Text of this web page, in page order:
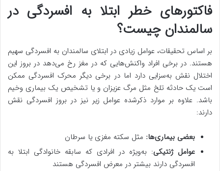
فاکتورهای خطر ابتلا به افسردگی در
سالمندان چیست؟
بر اساس تحقیقات، عوامل زیادی در ابتلای سالمندان به افسردگی سهیم
هستند. در برخی افراد واکنش‌هایی که در مغز رخ می‌دهد در بروز این
اختلال نقش به‌سزایی دارد اما در برخی دیگر محرک افسردگی ممکن
است یک حادثه تلخ مثل مرگ عزیزان و یا تشخیص یک بیماری وخیم
باشد. علاوه بر موارد ذکرشده عوامل زیر نیز در بروز افسردگی نقش
دارند:
بعضی بیماری‌ها: مثل سکته مغزی یا سرطان
عوامل ژنتیکی: به‌ویژه در افرادی که سابقه خانوادگی ابتلا به
افسردگی دارند بیشتر در معرض افسردگی هستند